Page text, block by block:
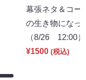
幕張ネタ＆コー
の生き物になっ
（8/26 12:00）
¥1500 (税込)